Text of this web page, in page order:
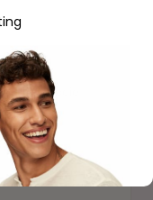
en mooie